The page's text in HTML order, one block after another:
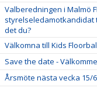
Valberedningen i Malmö
det du?
Välkomna till Kids
Save the date -
Årsmöte nästa vecka 15/6